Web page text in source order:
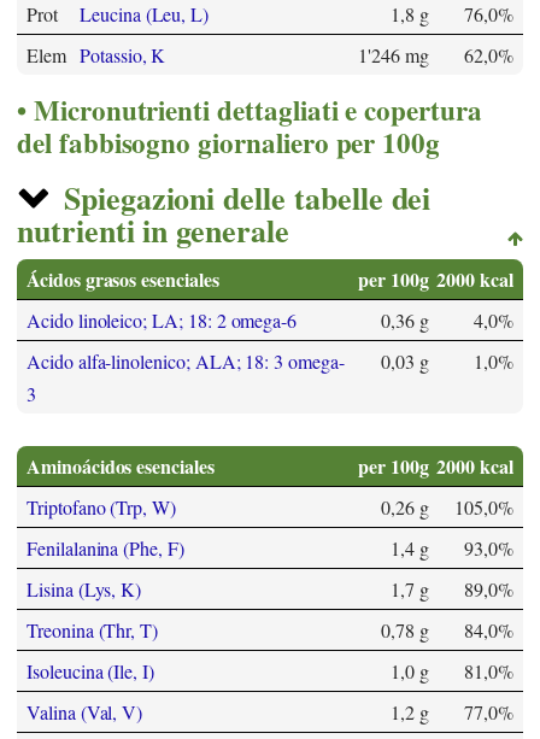
Prot
Leucina (Leu, L) 1,8 g
76,0%
Elem Potassio, K 1'246 mg 62,0%
Micronutrienti dettagliati e copertura
del fabbisogno giornaliero per 100g
Spiegazioni delle tabelle dei
nutrienti in generale
Ácidos grasos esenciales per 100g 2000 kcal
Acido linoleico; LA; 18: 2 omega-6 0,36 g
4,0%
Acido alfa-linolenico; ALA; 18: 3 omega-
3
0,03 g 1,0%
Aminoácidos esenciales per 100g 2000 kcal
Triptofano (Trp, W) 0,26 g
105,0%
Fenilalanina (Phe, F)
1,4 g
93,0%
Lisina (Lys, K)
1,7 g
89,0%
Treonina (Thr, T)
0,78 g
84,0%
Isoleucina (Ile, I)
1,0 g
81,0%
Valina (Val, V)
1,2 g
77,0%